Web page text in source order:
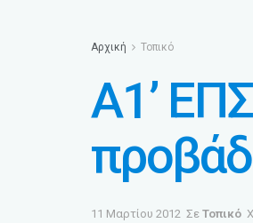
Αρχική Τοπικό
Α1’
11 Μαρτίου 2012 Σε Τοπικό